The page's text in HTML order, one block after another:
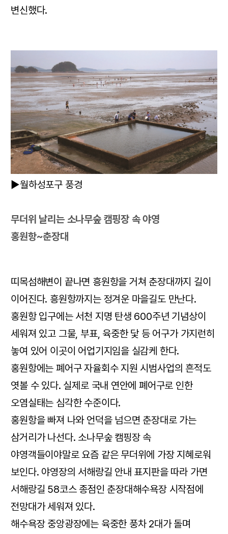
변신했다.
▶월하성포구 풍경
무더위 날리는 소나무숲 캠핑장 속 야영
홍원항~춘장대
띠목섬해변이 끝나면 흥원항을 거쳐 춘장대까지 길이
이어진다. 흥원항까지는 정겨운 마을길도 만난다.
홍원항 입구에는 서천 지명 탄생 600주년 기념상이
세워져 있고 그물, 부표, 육중한 닻 등 어구가 가지런히
놓여 있어 이곳이 어업기지임을 실감케 한다.
홍원항에는 폐어구 자율회수 지원 시범사업의 흔적도
엿볼 수 있다. 실제로 국내 연안에 폐어구로 인한
오염실태는 심각한 수준이다.
홍원항을 빠져 나와 언덕을 넘으면 춘장대로 가는
삼거리가 나선다. 소나무숲 캠핑장 속
야영객들이야말로 요즘 같은 무더위에 가장 지혜로워
보인다. 야영장의 서해랑길 안내 표지판을 따라 가면
서해랑길 58코스 종점인 춘장대해수욕장 시작점에
전망대가 세워져 있다.
해수욕장 중앙광장에는 육중한 풍차 2대가 돌며